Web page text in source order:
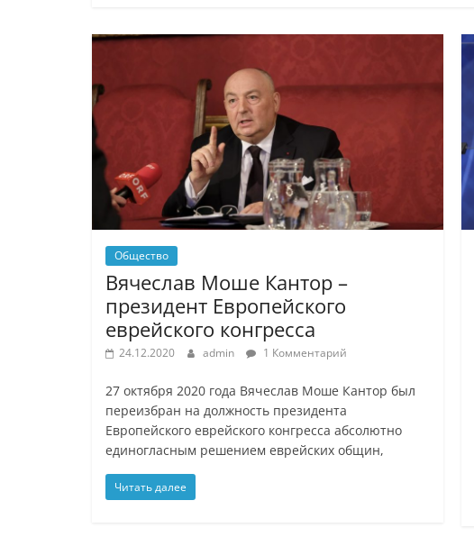
Общество
Вячеслав Моше Кантор –
президент Европейского
еврейского конгресса
24.12.2020 admin 1 Комментарий
27 октября 2020 года Вячеслав Моше Кантор был
переизбран на должность президента
Европейского еврейского конгресса абсолютно
единогласным решением еврейских общин,
Читать далее